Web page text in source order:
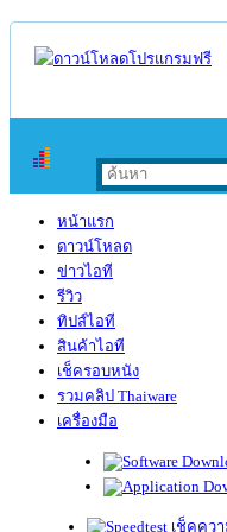
หน้าแรก
ดาวน์โหลด
ข่าวไอที
รีวิว
ทิปส์ไอที
สินค้าไอที
เช็ครอบหนัง
รวมคลิป Thaiware
เครื่องมือ
เช็คควา